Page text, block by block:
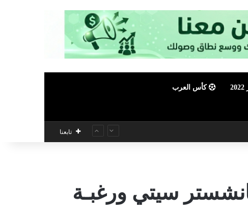
كأس العرب
تابعنا
سيتي ورغبـة